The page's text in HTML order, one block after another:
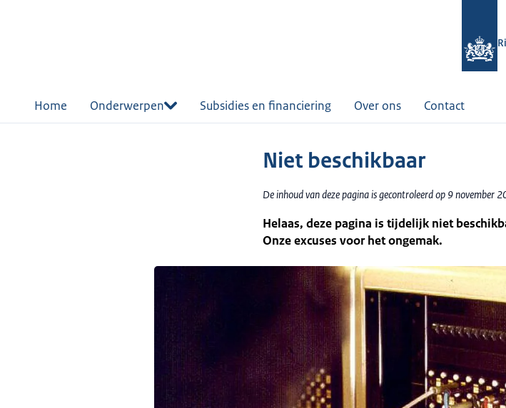
Home Onderwerpen Subsidies en financiering Over ons Contact
Niet beschikbaar
De inhoud van deze pagina is gecontroleerd op 9 november
Helaas, deze pagina is tijdelijk niet
Onze excuses voor het ongemak.